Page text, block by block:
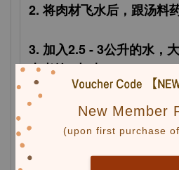
New Member
(upon first purchase
2. 将肉材飞水后，跟汤料
3. 加入2.5 - 3公升的水，
火煮约2小时。
4. 加入适量盐调味即可食